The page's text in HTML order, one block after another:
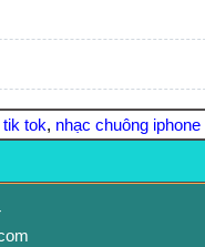
tok, nhạc chuông iphone